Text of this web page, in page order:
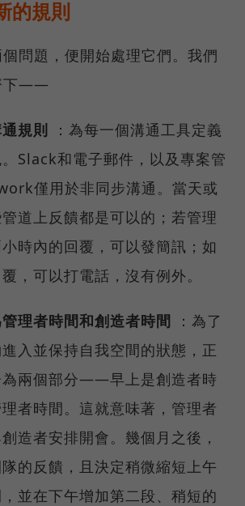
的規則
問題，便開始處理它們。我們
下——
規則 ：為每一個溝通工具定義
Slack和電子郵件，以及專案管
僅用於非同步溝通。當天或
道上反饋都是可以的；若管理
時內的回覆，可以發簡訊；如
，可以打電話，沒有例外。
理者時間和創造者時間 ：為了
入並保持自我空間的狀態，正
為兩個部分——早上是創造者時
者時間。這就意味著，管理者
造者安排開會。幾個月之後，
的反饋，且決定稍微縮短上午
並在下午增加第二段、稍短的